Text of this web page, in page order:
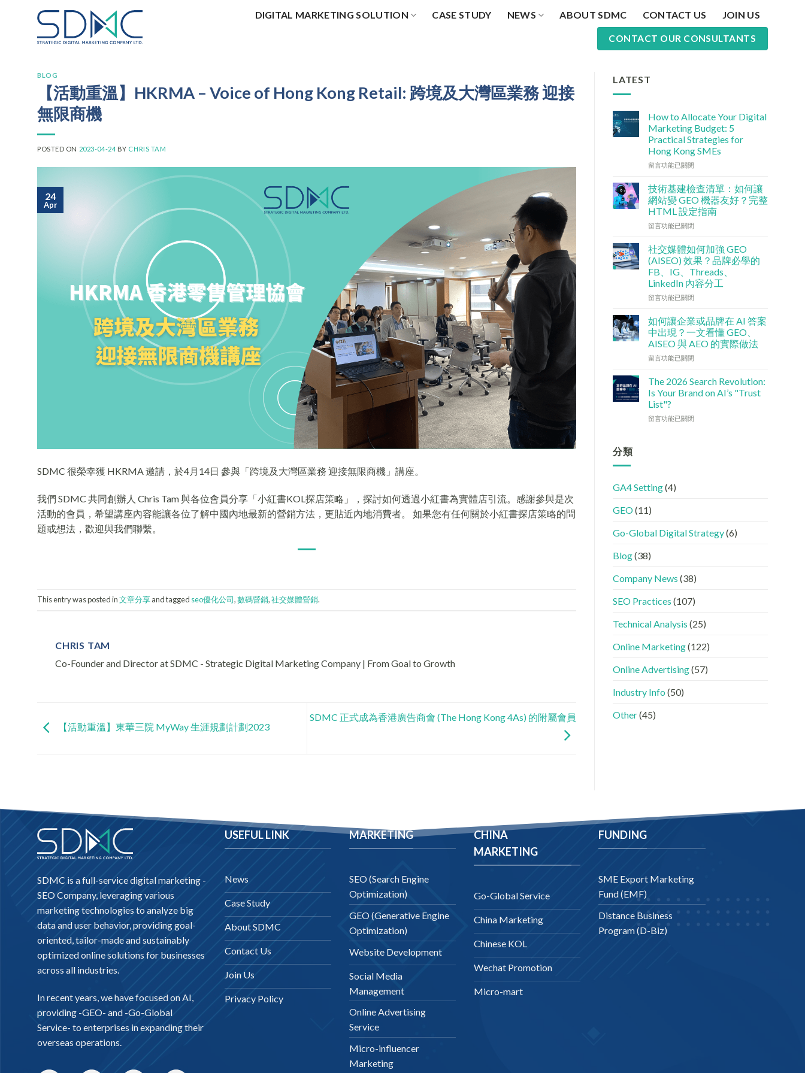
DIGITAL MARKETING SOLUTION CASE STUDY NEWS ABOUT SDMC CONTACT US JOIN US
CONTACT OUR CONSULTANTS
BLOG
【活動重溫】HKRMA – Voice of Hong Kong Retail: 跨境及大灣區業務 迎接
無限商機
POSTED ON 2023-04-24 BY CHRIS TAM
24
Apr
SDMC 很榮幸獲 HKRMA 邀請，於4月14日 參與「跨境及大灣區業務 迎接無限商機」講座。
我們 SDMC 共同創辦人 Chris Tam 與各位會員分享「小紅書KOL探店策略」，探討如何透過小紅書為實體店引流。感謝參與是次
活動的會員，希望講座內容能讓各位了解中國內地最新的營銷方法，更貼近內地消費者。 如果您有任何關於小紅書探店策略的問
題或想法，歡迎與我們聯繫。
This entry was posted in文章分享and tagged seo優化公司,數碼營銷,社交媒體營銷.
CHRIS TAM
Co-Founder and Director at SDMC - Strategic Digital Marketing Company | From Goal to Growth
【活動重溫】東華三院 MyWay 生涯規劃計劃2023
SDMC 正式成為香港廣告商會 (The Hong Kong 4As) 的附屬會員
LATEST
How to Allocate Your Digital
Marketing Budget: 5
Practical Strategies for
Hong Kong SMEs
在
碼
行
銷
預
算
分
配？
香
港
中
小
5
大
實
用
策
中
留言功能已關閉
技術基建檢查清單：如何讓
網站變 GEO 機器友好？完整
HTML 設定指南
在
術
基
建
檢
查
清
如
何
讓
網
站
GEO
機
器
友
好？
南〉
留言功能已關閉
社交媒體如何加強 GEO
(AISEO) 效果？品牌必學的
FB、IG、Threads、
LinkedIn 內容分工
在
交
媒
體
如
何
強
(AISEO)
效
果？
IG、
LinkedIn
容
工〉
中
留言功能已關閉
如何讓企業或品牌在 AI 答案
中出現？一文看懂 GEO、
AISEO 與 AEO 的實際做法
在
何
讓
企
業
或
中
現？
GEO、
與
的
際
中
留言功能已關閉
The 2026 Search Revolution:
Is Your Brand on AI’s "Trust
List"?
在
已
進
代
品
如
進
的
任
單」？〉
留言功能已關閉
分類
GA4 Setting(4)
GEO(11)
Go-Global Digital Strategy(6)
Blog(38)
Company News (38)
SEO Practices (107)
Technical Analysis (25)
Online Marketing(122)
Online Advertising(57)
Industry Info (50)
Other(45)
SDMC is a full-service digital marketing -
SEO Company, leveraging various
marketing technologies to analyze big
data and user behavior, providing goal-
oriented, tailor-made and sustainably
optimized online solutions for businesses
across all industries.
In recent years, we have focused on AI,
providing -GEO- and -Go-Global
Service- to enterprises in expanding their
overseas operations.
USEFUL LINK
News
Case Study
About SDMC
Contact Us
Join Us
Privacy Policy
MARKETING
SEO (Search Engine
Optimization)
GEO (Generative Engine
Optimization)
Website Development
Social Media
Management
Online Advertising
Service
Micro-influencer
Marketing
CHINA
MARKETING
Go-Global Service
China Marketing
Chinese KOL
Wechat Promotion
Micro-mart
FUNDING
SME Export Marketing
Fund (EMF)
Distance Business
Program (D-Biz)